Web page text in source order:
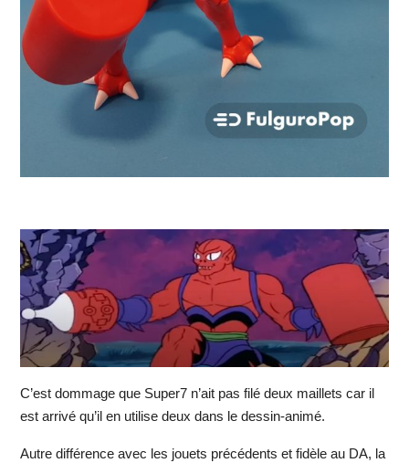
C’est dommage que Super7 n’ait pas filé deux maillets car il
est arrivé qu’il en utilise deux dans le dessin-animé.
Autre différence avec les jouets précédents et fidèle au DA, la